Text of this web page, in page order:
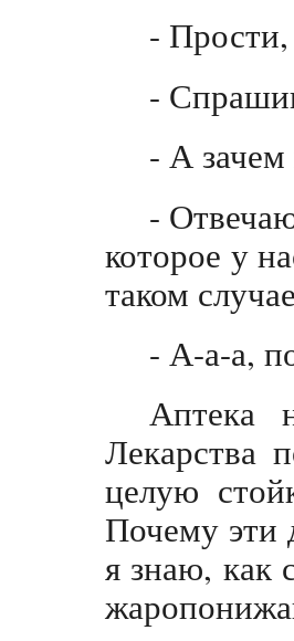
-
-
- А
-
которое у
таком
- А-а-а,
Аптека
Лекарства
целую
Почему эти
я знаю, как